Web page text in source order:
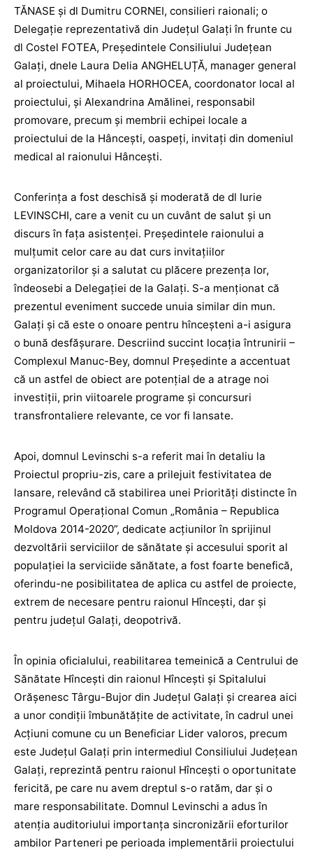
TĂNASE și dl Dumitru CORNEI, consilieri raionali; o
Delegație reprezentativă din Județul Galați în frunte cu
dl Costel FOTEA, Președintele Consiliului Județean
Galați, dnele Laura Delia ANGHELUȚĂ, manager general
al proiectului, Mihaela HORHOCEA, coordonator local al
proiectului, și Alexandrina Amălinei, responsabil
promovare, precum și membrii echipei locale a
proiectului de la Hâncești, oaspeți, invitați din domeniul
medical al raionului Hâncești.
Conferința a fost deschisă și moderată de dl Iurie
LEVINSCHI, care a venit cu un cuvânt de salut și un
discurs în fața asistenței. Președintele raionului a
mulțumit celor care au dat curs invitațiilor
organizatorilor și a salutat cu plăcere prezența lor,
îndeosebi a Delegației de la Galați. S-a menționat că
prezentul eveniment succede unuia similar din mun.
Galați și că este o onoare pentru hînceșteni a-i asigura
o bună desfășurare. Descriind succint locația întrunirii –
Complexul Manuc-Bey, domnul Președinte a accentuat
că un astfel de obiect are potențial de a atrage noi
investiții, prin viitoarele programe și concursuri
transfrontaliere relevante, ce vor fi lansate.
Apoi, domnul Levinschi s-a referit mai în detaliu la
Proiectul propriu-zis, care a prilejuit festivitatea de
lansare, relevând că stabilirea unei Priorități distincte în
Programul Operațional Comun „România – Republica
Moldova 2014-2020”, dedicate acțiunilor în sprijinul
dezvoltării serviciilor de sănătate și accesului sporit al
populației la serviciide sănătate, a fost foarte benefică,
oferindu-ne posibilitatea de aplica cu astfel de proiecte,
extrem de necesare pentru raionul Hîncești, dar și
pentru județul Galați, deopotrivă.
În opinia oficialului, reabilitarea temeinică a Centrului de
Sănătate Hîncești din raionul Hîncești și Spitalului
Orășenesc Târgu-Bujor din Județul Galați și crearea aici
a unor condiții îmbunătățite de activitate, în cadrul unei
Acțiuni comune cu un Beneficiar Lider valoros, precum
este Județul Galați prin intermediul Consiliului Județean
Galați, reprezintă pentru raionul Hîncești o oportunitate
fericită, pe care nu avem dreptul s-o ratăm, dar și o
mare responsabilitate. Domnul Levinschi a adus în
atenția auditoriului importanța sincronizării eforturilor
ambilor Parteneri pe perioada implementării proiectului